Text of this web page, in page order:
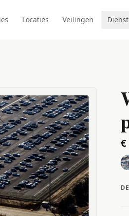
Locaties Veilingen
€